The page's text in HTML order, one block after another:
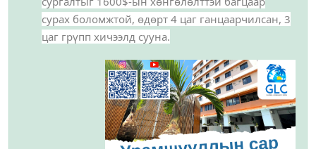
сурах боломжтой, өдөрт 4 цаг ганцаарчилсан, 3
цаг грүпп хичээлд сууна.